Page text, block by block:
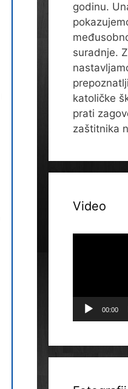
godinu.
suradnje.
katoličke
prati
zaštitnika
Video
00:00